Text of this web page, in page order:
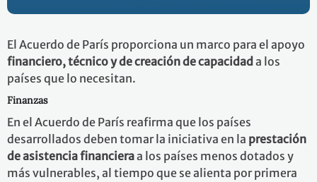
El Acuerdo de París proporciona un marco para el apoyo
financiero, técnico y de creación de capacidad a los
países que lo necesitan.
Finanzas
En el Acuerdo de París reafirma que los países
desarrollados deben tomar la iniciativa en la prestación
de asistencia financieraa los países menos dotados y
más vulnerables, al tiempo que se alienta por primera